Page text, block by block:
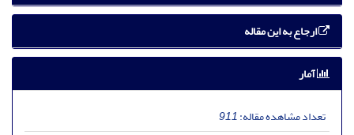
ارجاع به این مقاله
آمار
تعداد مشاهده مقاله:911